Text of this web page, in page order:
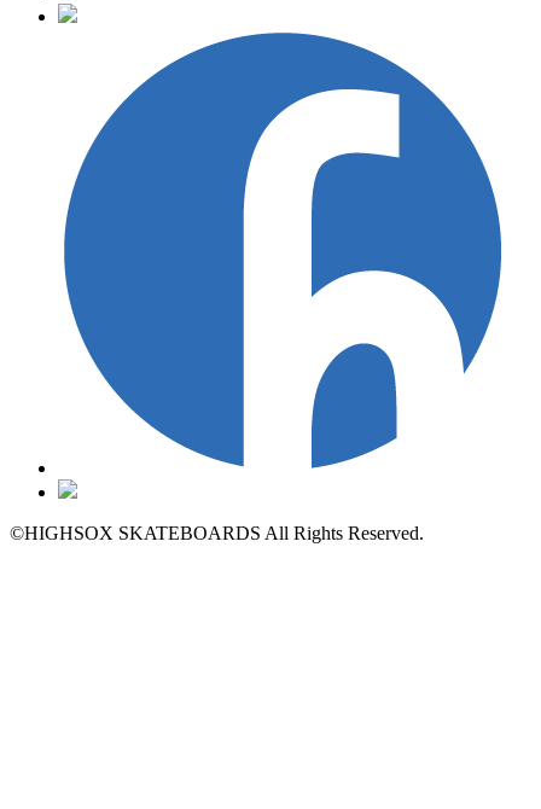
©HIGHSOX SKATEBOARDS All Rights Reserved.